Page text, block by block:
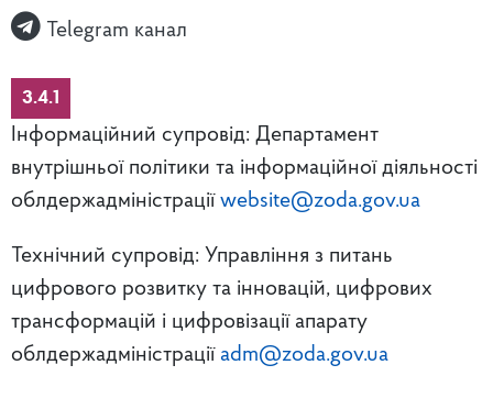
Telegram канал
3.4.1
Інформаційний супровід: Департамент
внутрішньої політики та інформаційної діяльності
облдержадміністрації website@zoda.gov.ua
Технічний супровід: Управління з питань
цифрового розвитку та інновацій, цифрових
трансформацій і цифровізації апарату
облдержадміністрації adm@zoda.gov.ua